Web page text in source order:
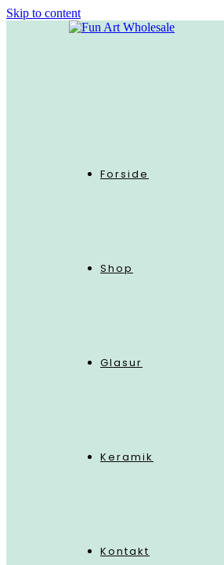
Skip to content
Forside
Shop
Glasur
Keramik
Kontakt